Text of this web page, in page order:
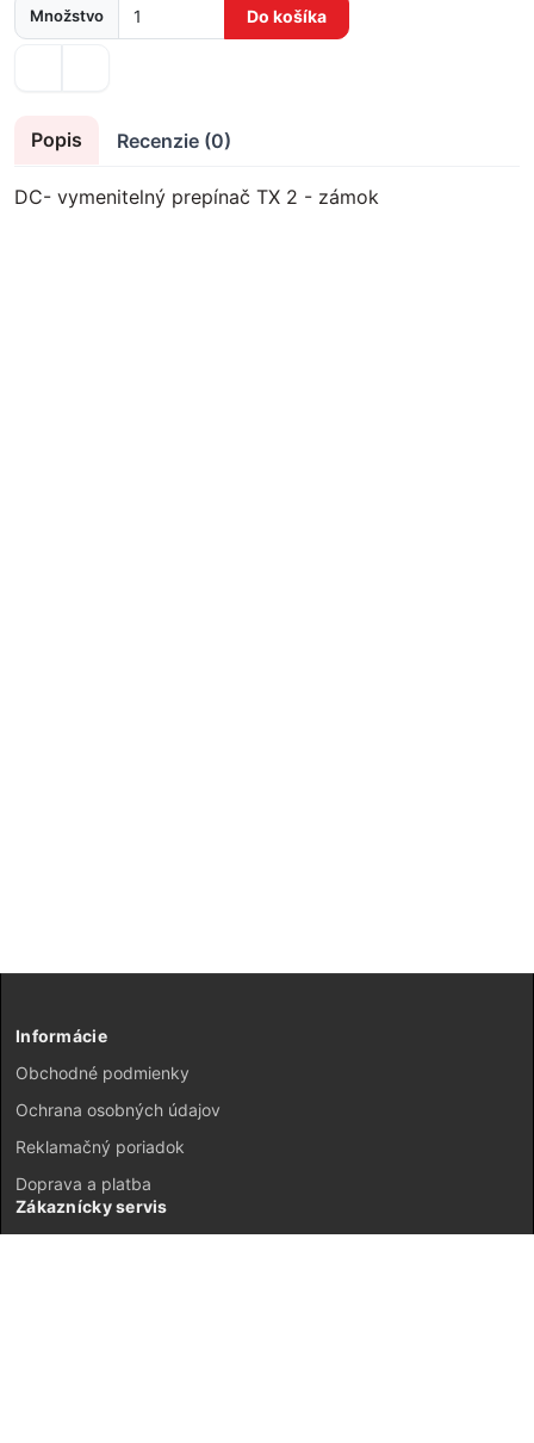
Množstvo Do košíka
Popis Recenzie (0)
DC- vymenitelný prepínač TX 2 - zámok
Informácie
Obchodné podmienky
Ochrana osobných údajov
Reklamačný poriadok
Doprava a platba
Zákaznícky servis